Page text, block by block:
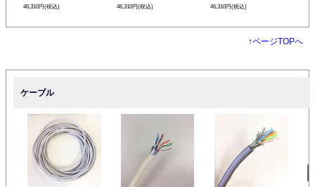
46,310円(税込)
46,310円(税込)
46,310円(税込)
↑ページTOPへ
ケーブル